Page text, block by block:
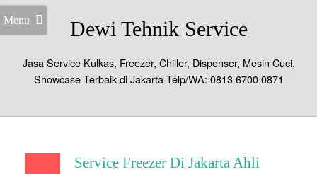
Menu Dewi Tehnik Service
Jasa Service Kulkas, Freezer, Chiller, Dispenser, Mesin Cuci,
Showcase Terbaik di Jakarta Telp/WA: 0813 6700 0871
Service Freezer Di Jakarta Ahli